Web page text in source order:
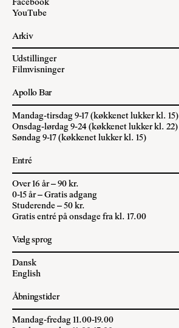
Facebook
YouTube
Arkiv
Udstillinger
Filmvisninger
Apollo Bar
Mandag-tirsdag 9-17 (køkkenet lukker kl. 15)
Onsdag-lørdag 9-24 (køkkenet lukker kl. 22)
Søndag 9-17 (køkkenet lukker kl. 15)
Entré
Over 16 år – 90 kr.
0-15 år – Gratis adgang
Studerende – 50 kr.
Gratis entré på onsdage fra kl. 17.00
Vælg sprog
Dansk
English
Åbningstider
Mandag-fredag 11.00-19.00